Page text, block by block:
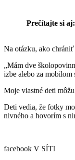
Prečítajte si aj:
Na otázku, ako chrániť
„Mám dve
izbe alebo za mobilom
Moje vlastné deti
Deti vedia, že fotky
nivného a hovorím s
facebook V SÍTI